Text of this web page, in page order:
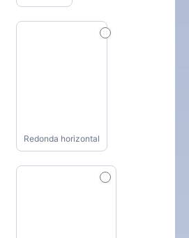
Redonda horizontal